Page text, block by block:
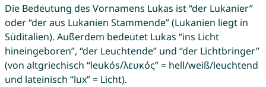
Die Bedeutung des Vornamens Lukas ist “der Lukanier”
oder “der aus Lukanien Stammende” (Lukanien liegt in
Süditalien). Außerdem bedeutet Lukas “ins Licht
hineingeboren”, “der Leuchtende” und “der Lichtbringer”
(von altgriechisch “leukós/λευκός” = hell/weiß/leuchtend
und lateinisch “lux” = Licht).